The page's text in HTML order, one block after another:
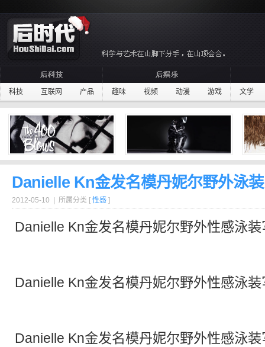
科技 互联网 产品 趣味 视频 动漫 游戏 文学
Danielle Kn金发名模丹妮尔野外泳
2012-05-10 | 所属分类 [ 性感 ]
Danielle Kn金发名模丹妮尔野外性感泳装
Danielle Kn金发名模丹妮尔野外性感泳装
Danielle Kn金发名模丹妮尔野外性感泳装